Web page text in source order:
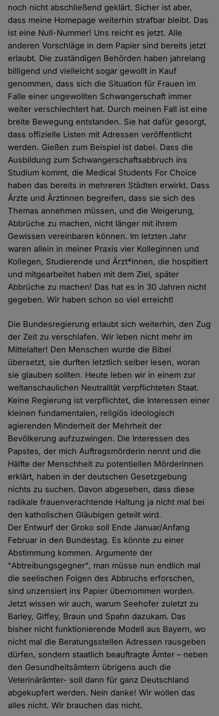
noch nicht abschließend geklärt. Sicher ist aber,
dass meine Homepage weiterhin strafbar bleibt. Das
ist eine Null-Nummer! Uns reicht es jetzt. Alle
anderen Vorschläge in dem Papier sind bereits jetzt
erlaubt. Die zuständigen Behörden haben jahrelang
billigend und vielleicht sogar gewollt in Kauf
genommen, dass sich die Situation für Frauen im
Falle einer ungewollten Schwangerschaft immer
weiter verschlechtert hat. Durch meinen Fall ist eine
breite Bewegung entstanden. Sie hat dafür gesorgt,
dass offizielle Listen mit Adressen veröffentlicht
werden. Gießen zum Beispiel ist dabei. Dass die
Ausbildung zum Schwangerschaftsabbruch ins
Studium kommt, die Medical Students For Choice
haben das bereits in mehreren Städten erwirkt. Dass
Ärzte und Ärztinnen begreifen, dass sie sich des
Themas annehmen müssen, und die Weigerung,
Abbrüche zu machen, nicht länger mit ihrem
Gewissen vereinbaren können. Im letzten Jahr
waren allein in meiner Praxis vier Kolleginnen und
Kollegen, Studierende und Ärzt*innen, die hospitiert
und mitgearbeitet haben mit dem Ziel, später
Abbrüche zu machen! Das hat es in 30 Jahren nicht
gegeben. Wir haben schon so viel erreicht!
Die Bundesregierung erlaubt sich weiterhin, den Zug
der Zeit zu verschlafen. Wir leben nicht mehr im
Mittelalter! Den Menschen wurde die Bibel
übersetzt, sie durften letztlich selber lesen, woran
sie glauben sollten. Heute leben wir in einem zur
weltanschaulichen Neutralität verpflichteten Staat.
Keine Regierung ist verpflichtet, die Interessen einer
kleinen fundamentalen, religiös ideologisch
agierenden Minderheit der Mehrheit der
Bevölkerung aufzuzwingen. Die Interessen des
Papstes, der mich Auftragsmörderin nennt und die
Hälfte der Menschheit zu potentiellen Mörderinnen
erklärt, haben in der deutschen Gesetzgebung
nichts zu suchen. Davon abgesehen, dass diese
radikale frauenverachtende Haltung ja nicht mal bei
den katholischen Gläubigen geteilt wird.
Der Entwurf der Groko soll Ende Januar/Anfang
Februar in den Bundestag. Es könnte zu einer
Abstimmung kommen. Argumente der
"Abtreibungsgegner", man müsse nun endlich mal
die seelischen Folgen des Abbruchs erforschen,
sind unzensiert ins Papier übernommen worden.
Jetzt wissen wir auch, warum Seehofer zuletzt zu
Barley, Giffey, Braun und Spahn dazukam. Das
bisher nicht funktionierende Modell aus Bayern, wo
nicht mal die Beratungsstellen Adressen rausgeben
dürfen, sondern staatlich beauftragte Ämter – neben
den Gesundheitsämtern übrigens auch die
Veterinärämter- soll dann für ganz Deutschland
abgekupfert werden. Nein danke! Wir wollen das
alles nicht. Wir brauchen das nicht.